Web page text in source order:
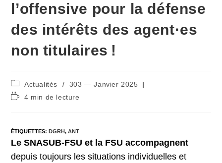
l’offensive pour la défense
des intérêts des agent·es
non titulaires !
Post
category:
Actualités /
303 — Janvier 2025
Temps4 min de lecture
ÉTIQUETTES: DGRH, ANT
Le SNASUB-FSU et la FSU accompagnent
depuis toujours les situations individuelles et